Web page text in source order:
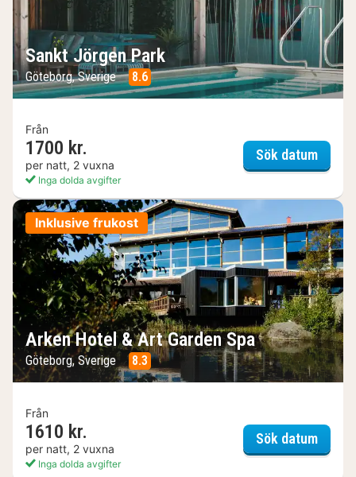
Sankt Jörgen Park
Göteborg, Sverige 8.6
Från
1700 kr.
per natt, 2 vuxna
Inga dolda avgifter
Sök datumSankt
Inklusive frukost
Arken Hotel & Art Garden Spa
Göteborg, Sverige 8.3
Från
1610 kr.
per natt, 2 vuxna
Inga dolda avgifter
Sök datumArken